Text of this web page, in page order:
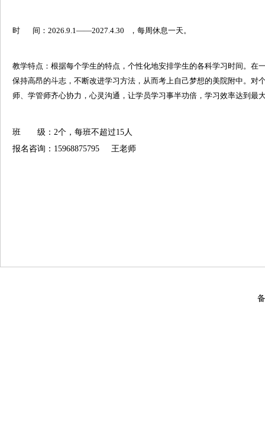
时 间：2026.9.1——2027.4.30 ，每周休息一天。
教学特点：根据每个学生的特点，个性化地安排学生的各科学习时间。
保持高昂的斗志，不断改进学习方法，从而考上自己梦想的美院附中。对
师、学管师齐心协力，心灵沟通，让学员学习事半功倍，学习效率达到最
班 级：2个，每班不超过15人
报名咨询：15968875795 王老师